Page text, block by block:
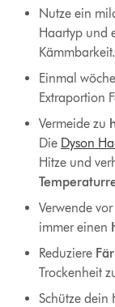
Nutze ein
Haartyp und
Kämmbarkeit.
Einmal
Extraportion
Vermeide zu
Die Dyson
Hitze und
Verwende
immer einen
Reduziere
Trockenheit
Schütze dein